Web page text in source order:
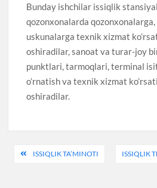
Bunday ishchilar issiqlik
qozonxonalarda
uskunalarga texnik xizmat
oshiradilar, sanoat va turar-joy
punktlari, tarmoqlari, terminal
o’rnatish va texnik xizmat
oshiradilar.
PostISSIQLIK TA’MINOTI ISSIQLIK